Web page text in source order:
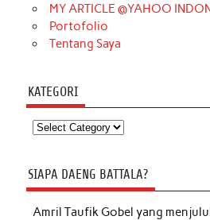
MY ARTICLE @YAHOO
Portofolio
Tentang Saya
KATEGORI
Kategori
SIAPA DAENG BATTALA?
Amril Taufik Gobel yang